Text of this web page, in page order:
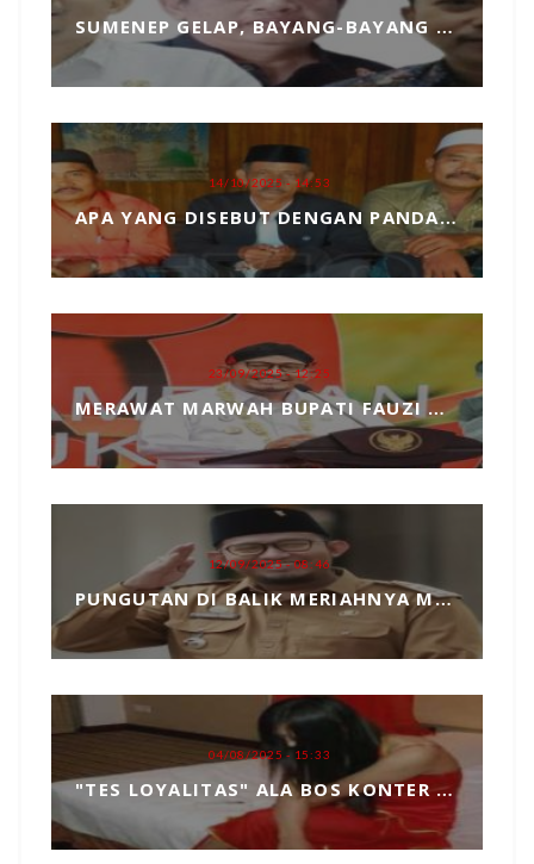
SUMENEP GELAP, BAYANG-BAYANG MATAHARI KEMBAR HANTUI PENGANGKATAN SEKDA
14/10/2025 - 14:53
APA YANG DISEBUT DENGAN PANDANGAN DUNIA, MARI KITA ULAS SECARA SEDERHANA
23/09/2025 - 12:25
MERAWAT MARWAH BUPATI FAUZI DARI TANGAN JAHIL PENYELENGGARA EVENT MCF 2025
12/09/2025 - 08:46
PUNGUTAN DI BALIK MERIAHNYA MADURA CULTURE FESTIVAL 2025 RP739 JUTA DAN PENGKHIANATAN TERHADAP BUPATI FAUZI
04/08/2025 - 15:33
"TES LOYALITAS" ALA BOS KONTER HP, TOPENG MANIPULASI BERKEDOK KEPERCAYAAN